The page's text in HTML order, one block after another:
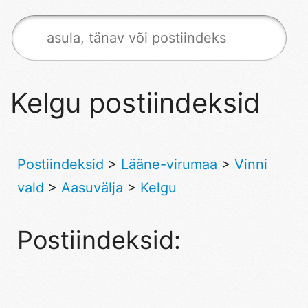
Kelgu postiindeksid
Postiindeksid > Lääne-virumaa > Vinni
vald > Aasuvälja > Kelgu
Postiindeksid: